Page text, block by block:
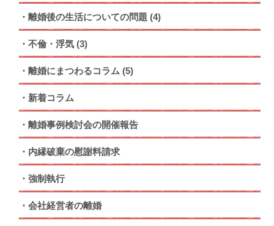
離婚後の生活についての問題 (4)
不倫・浮気 (3)
離婚にまつわるコラム (5)
新着コラム
離婚事例検討会の開催報告
内縁破棄の慰謝料請求
強制執行
会社経営者の離婚